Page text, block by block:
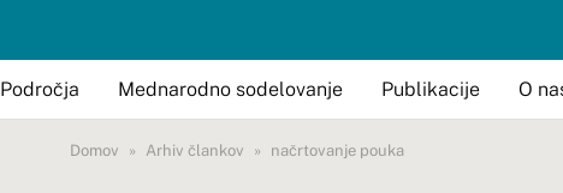
Področja Mednarodno sodelovanje Publikacije O
Domov Arhiv člankov načrtovanje pouka